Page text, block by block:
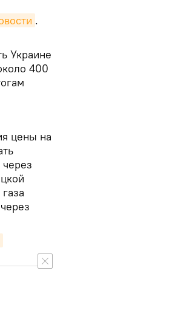
.
Украине
400
цены на